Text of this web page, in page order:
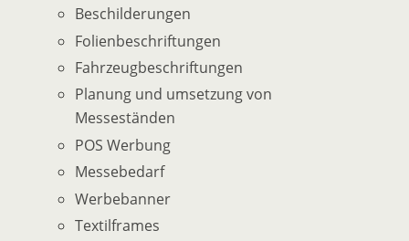
Beschilderungen
Folienbeschriftungen
Fahrzeugbeschriftungen
Planung und umsetzung von
Messeständen
POS Werbung
Messebedarf
Werbebanner
Textilframes